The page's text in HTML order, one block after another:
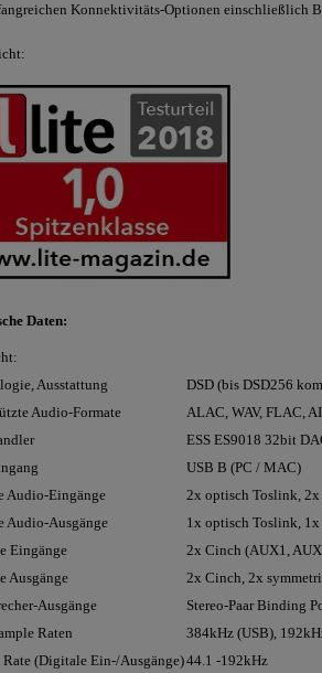
Konnektivitäts-Optionen einschließlich
Daten:
Ausstattung
DSD (bis DSD256
Audio-Formate
ALAC, WAV, FLAC,
ESS ES9018 32bit
USB B (PC / MAC)
Audio-Eingänge
2x optisch Toslink,
Audio-Ausgänge
1x optisch Toslink,
Eingänge
2x Cinch (AUX1,
Ausgänge
2x Cinch, 2x
Ausgänge
Stereo-Paar Binding
Raten
384kHz (USB),
Rate (Digitale Ein-/Ausgänge)44.1 -192kHz